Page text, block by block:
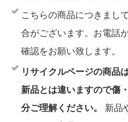
こちらの商品につきまし
合がございます。お電話
確認をお願い致します。
リサイクルページの商品
新品とは違いますので傷
分ご理解ください。
新品